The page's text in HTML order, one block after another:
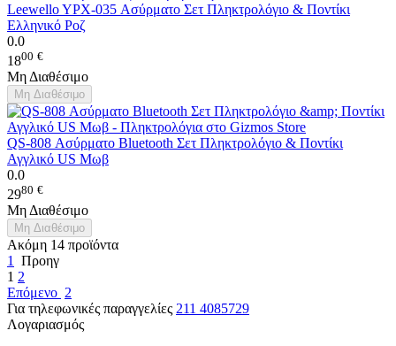
Leewello YPX-035 Ασύρματο Σετ Πληκτρολόγιο & Ποντίκι
Ελληνικό Ροζ
0.0
1800 €
Μη Διαθέσιμο
Μη Διαθέσιμο
QS-808 Ασύρματο Bluetooth Σετ Πληκτρολόγιο & Ποντίκι
Αγγλικό US Μωβ
0.0
2980 €
Μη Διαθέσιμο
Μη Διαθέσιμο
Ακόμη 14 προϊόντα
1 Προηγ
1 2
Επόμενο 2
Για τηλεφωνικές παραγγελίες 211 4085729
Λογαριασμός